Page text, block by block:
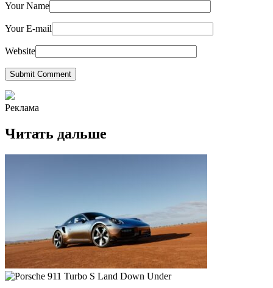
Your Name
Your E-mail
Website
Submit Comment
Реклама
Читать дальше